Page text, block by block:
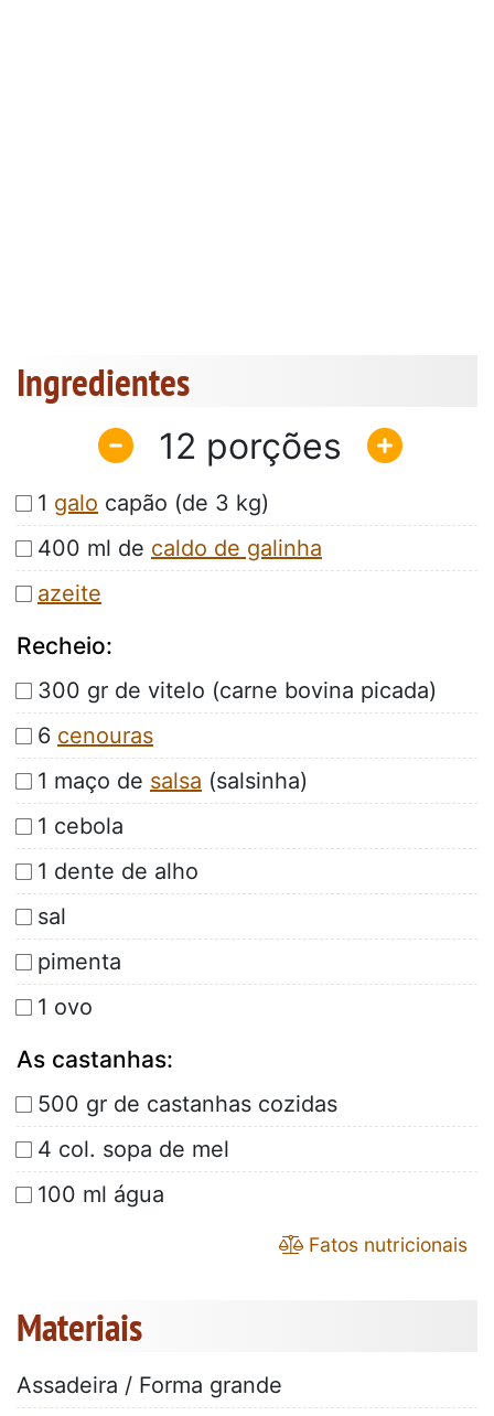
Ingredientes
12
1 galo capão (de 3 kg)
400 ml de caldo de galinha
azeite
Recheio:
300 gr de vitelo (carne bovina picada)
6 cenouras
1 maço de salsa (salsinha)
1 cebola
1 dente de alho
sal
pimenta
1 ovo
As castanhas:
500 gr de castanhas cozidas
4 col. sopa de mel
100 ml água
Fatos nutricionais
Materiais
Assadeira / Forma grande